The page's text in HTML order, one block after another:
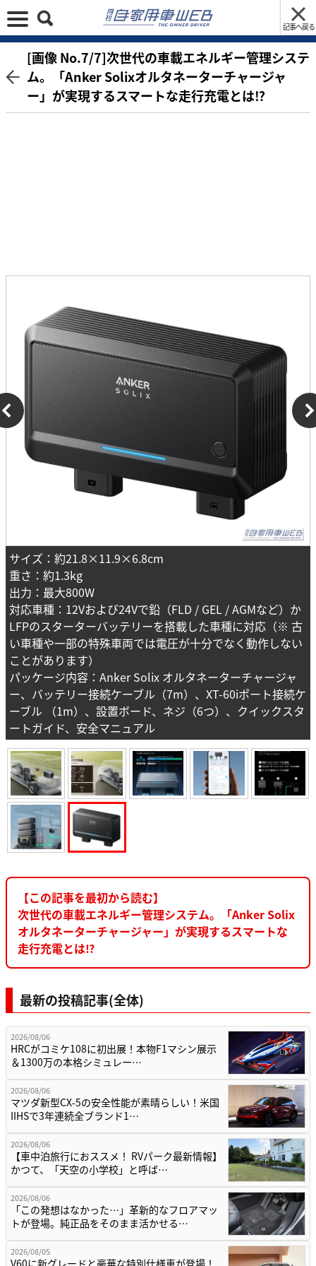
記事へ戻る
[画像 No.7/7]次世代の車載エネルギー管理システ
ム。「Anker Solixオルタネーターチャージャ
ー」が実現するスマートな走行充電とは⁉︎
サイズ：約21.8×11.9×6.8cm
重さ：約1.3kg
出力：最大800W
対応車種：12Vおよび24Vで鉛（FLD / GEL / AGMなど）か
LFPのスターターバッテリーを搭載した車種に対応（※ 古
い車種や一部の特殊車両では電圧が十分でなく動作しない
ことがあります）
パッケージ内容：Anker Solix オルタネーターチャージャ
ー、バッテリー接続ケーブル（7m）、XT-60iポート接続ケ
ーブル （1m）、設置ボード、ネジ（6つ）、クイックスタ
ートガイド、安全マニュアル
【この記事を最初から読む】
次世代の車載エネルギー管理システム。「Anker Solix
オルタネーターチャージャー」が実現するスマートな
走行充電とは⁉︎
最新の投稿記事(全体)
2026/08/06
HRCがコミケ108に初出展！本物F1マシン展示
＆1300万の本格シミュレー…
2026/08/06
マツダ新型CX-5の安全性能が素晴らしい！米国
IIHSで3年連続全ブランド1…
2026/08/06
【車中泊旅行におススメ！ RVパーク最新情報】
かつて、「天空の小学校」と呼ば…
2026/08/06
「この発想はなかった…」革新的なフロアマッ
トが登場。純正品をそのまま活かせる…
2026/08/05